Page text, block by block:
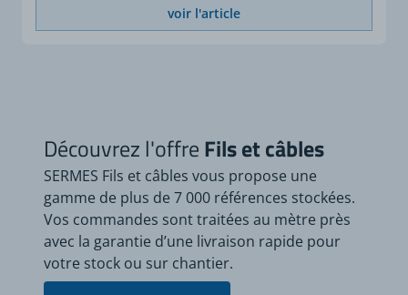
voir l'article
Découvrez l'offreFils et câbles
SERMES Fils et câbles vous propose une
gamme de plus de 7 000 références stockées.
Vos commandes sont traitées au mètre près
avec la garantie d’une livraison rapide pour
votre stock ou sur chantier.